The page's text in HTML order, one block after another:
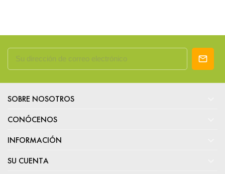
SOBRE NOSOTROS
CONÓCENOS
INFORMACIÓN
SU CUENTA